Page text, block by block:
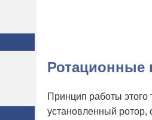
Ротационные
Принцип работы этого
установленный ротор,